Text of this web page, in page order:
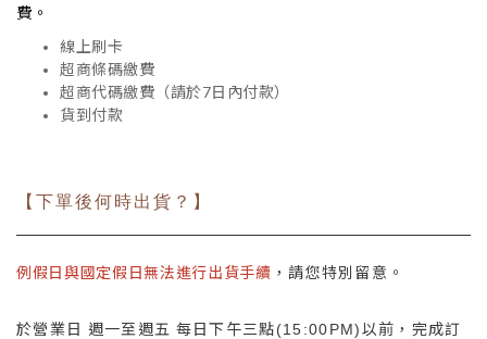
費。
線上刷卡
超商條碼繳費
超商代碼繳費（請於7日內付款）
貨到付款
【下單後何時出貨？】
例假日與國定假日無法進行出貨手續 ，請您特別留意。
於營業日 週一至週五 每日下午三點(15:00PM)以前，完成訂